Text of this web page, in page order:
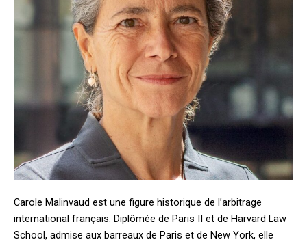
Carole Malinvaud est une figure historique de l’arbitrage
international français. Diplômée de Paris II et de Harvard Law
School, admise aux barreaux de Paris et de New York, elle